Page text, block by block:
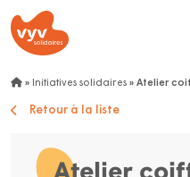
» Initiatives solidaires » Atelier
Retour à la liste
Atelier